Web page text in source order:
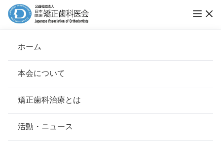
ホーム
本会について
会長挨拶
基本理念
矯正歯科治療とは
安心して治療を受けていただくための「6つの指針」
活動・ニュース
ホーム お知らせ